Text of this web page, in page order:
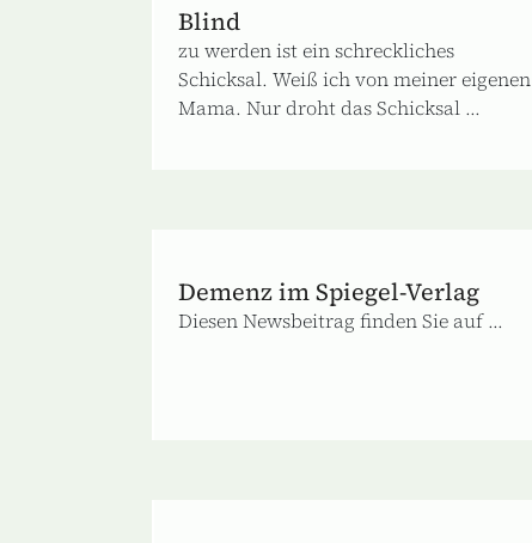
Blind
zu werden ist ein schreckliches
Schicksal. Weiß ich von meiner eigenen
Mama. Nur droht das Schicksal ...
Demenz im Spiegel-Verlag
Diesen Newsbeitrag finden Sie auf ...